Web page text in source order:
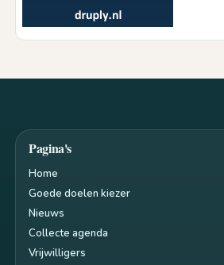
Pagina's
Home
Goede doelen kiezer
Nieuws
Collecte agenda
Vrijwilligers